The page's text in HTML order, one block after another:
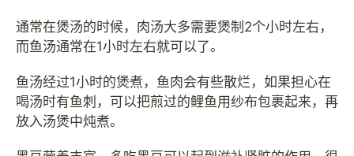
通常在煲汤的时候，肉汤大多需要煲制2个小时左右，
而鱼汤通常在1小时左右就可以了。
鱼汤经过1小时的煲煮，鱼肉会有些散烂，如果担心在
喝汤时有鱼刺，可以把煎过的鲤鱼用纱布包裹起来，再
放入汤煲中炖煮。